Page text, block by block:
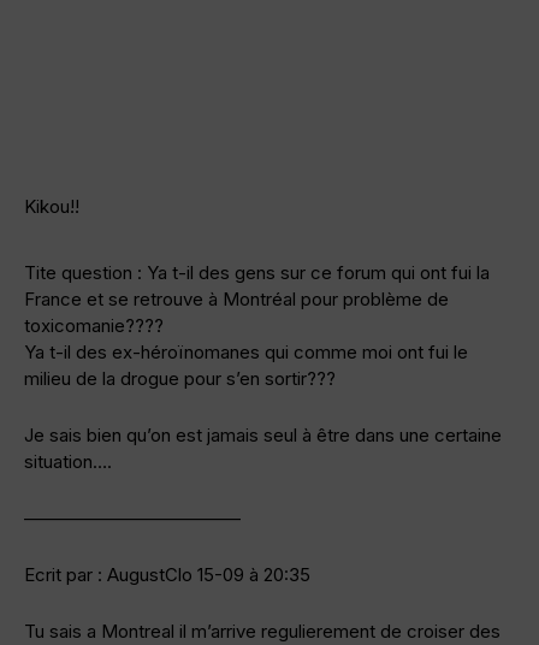
Kikou!!
Tite question : Ya t-il des gens sur ce forum qui ont fui la
France et se retrouve à Montréal pour problème de
toxicomanie????
Ya t-il des ex-héroïnomanes qui comme moi ont fui le
milieu de la drogue pour s’en sortir???
Je sais bien qu’on est jamais seul à être dans une certaine
situation….
————————————
Ecrit par : AugustClo 15-09 à 20:35
Tu sais a Montreal il m’arrive regulierement de croiser des